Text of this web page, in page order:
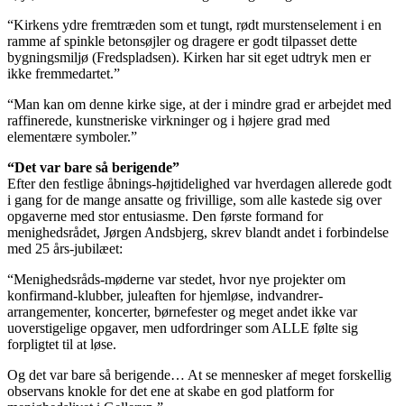
“Kirkens ydre fremtræden som et tungt, rødt murstenselement i en
ramme af spinkle betonsøjler og dragere er godt tilpasset dette
bygningsmiljø (Fredspladsen). Kirken har sit eget udtryk men er
ikke fremmedartet.”
“Man kan om denne kirke sige, at der i mindre grad er arbejdet med
raffinerede, kunstneriske virkninger og i højere grad med
elementære symboler.”
“Det var bare så berigende”
Efter den festlige åbnings-højtidelighed var hverdagen allerede godt
i gang for de mange ansatte og frivillige, som alle kastede sig over
opgaverne med stor entusiasme. Den første formand for
menighedsrådet, Jørgen Andsbjerg, skrev blandt andet i forbindelse
med 25 års-jubilæet:
“Menighedsråds-møderne var stedet, hvor nye projekter om
konfirmand-klubber, juleaften for hjemløse, indvandrer-
arrangementer, koncerter, børnefester og meget andet ikke var
uoverstigelige opgaver, men udfordringer som ALLE følte sig
forpligtet til at løse.
Og det var bare så berigende… At se mennesker af meget forskellig
observans knokle for det ene at skabe en god platform for